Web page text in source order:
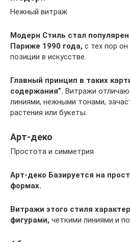
Нежный витраж
Модерн Стиль стал
Париже 1990 года, с тех пор
позиции в искусстве.
Главный принцип в таких
содержания”. Витражи
линиями, нежными тонами,
растения или букеты.
Арт-деко
Простота и симметрия
Арт-деко Базируется на
формах.
Витражи этого стиля
фигурами, четкими линиями и